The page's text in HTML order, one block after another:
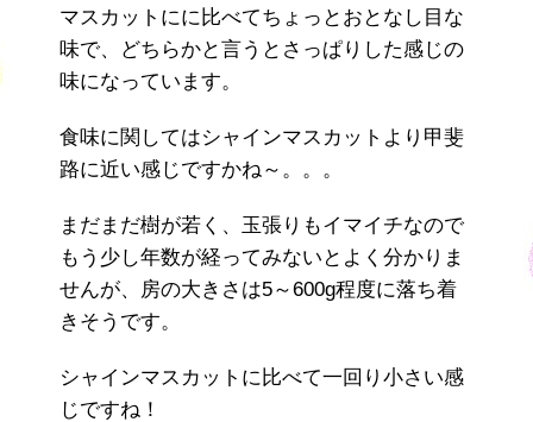
マスカットにに比べてちょっとおとなし目な
味で、どちらかと言うとさっぱりした感じの
味になっています。
食味に関してはシャインマスカットより甲斐
路に近い感じですかね～。。。
まだまだ樹が若く、玉張りもイマイチなので
もう少し年数が経ってみないとよく分かりま
せんが、房の大きさは5～600g程度に落ち着
きそうです。
シャインマスカットに比べて一回り小さい感
じですね！